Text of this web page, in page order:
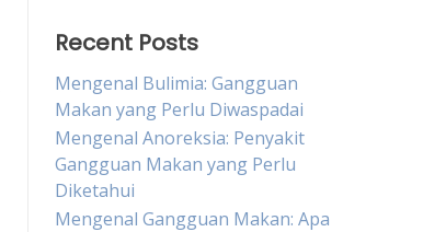
Recent Posts
Mengenal Bulimia: Gangguan
Makan yang Perlu Diwaspadai
Mengenal Anoreksia: Penyakit
Gangguan Makan yang Perlu
Diketahui
Mengenal Gangguan Makan: Apa